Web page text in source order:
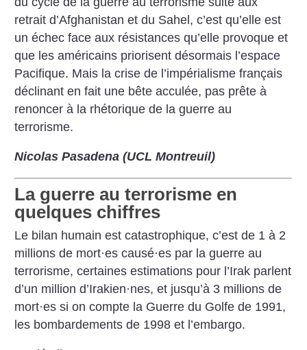
retrait d’Afghanistan et du Sahel, c’est qu’elle est
un échec face aux résistances qu’elle provoque et
que les américains priorisent désormais l’espace
Pacifique. Mais la crise de l’impérialisme français
déclinant en fait une bête acculée, pas prête à
renoncer à la rhétorique de la guerre au
terrorisme.
Nicolas Pasadena (UCL Montreuil)
La guerre au terrorisme en
quelques chiffres
Le bilan humain est catastrophique, c’est de 1 à 2
millions de mort·es causé·es par la guerre au
terrorisme, certaines estimations pour l’Irak parlent
d’un million d’Irakien·nes, et jusqu’à 3 millions de
mort·es si on compte la Guerre du Golfe de 1991,
les bombardements de 1998 et l’embargo.